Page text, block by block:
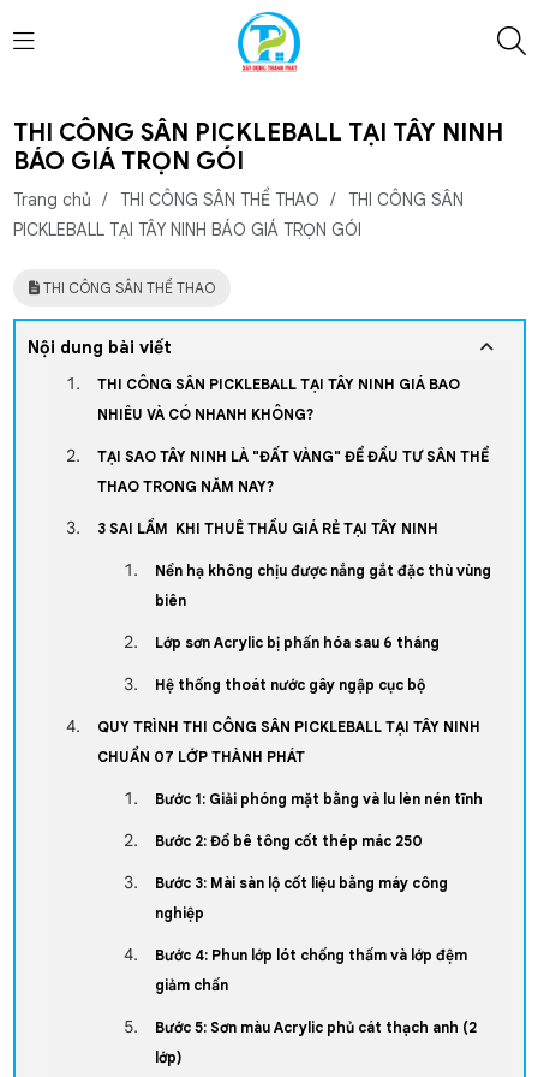
THI CÔNG SÂN PICKLEBALL TẠI TÂY NINH
BÁO GIÁ TRỌN GÓI
Trang chủ / THI CÔNG SÂN THỂ THAO /
THI CÔNG SÂN
PICKLEBALL TẠI TÂY NINH BÁO GIÁ TRỌN GÓI
THI CÔNG SÂN THỂ THAO
Nội dung bài viết
THI CÔNG SÂN PICKLEBALL TẠI TÂY NINH GIÁ BAO
NHIÊU VÀ CÓ NHANH KHÔNG?
TẠI SAO TÂY NINH LÀ "ĐẤT VÀNG" ĐỂ ĐẦU TƯ SÂN THỂ
THAO TRONG NĂM NAY?
3 SAI LẦM KHI THUÊ THẦU GIÁ RẺ TẠI TÂY NINH
Nền hạ không chịu được nắng gắt đặc thù vùng
biên
Lớp sơn Acrylic bị phấn hóa sau 6 tháng
Hệ thống thoát nước gây ngập cục bộ
QUY TRÌNH THI CÔNG SÂN PICKLEBALL TẠI TÂY NINH
CHUẨN 07 LỚP THÀNH PHÁT
Bước 1: Giải phóng mặt bằng và lu lèn nén tĩnh
Bước 2: Đổ bê tông cốt thép mác 250
Bước 3: Mài sàn lộ cốt liệu bằng máy công
nghiệp
Bước 4: Phun lớp lót chống thấm và lớp đệm
giảm chấn
Bước 5: Sơn màu Acrylic phủ cát thạch anh (2
lớp)